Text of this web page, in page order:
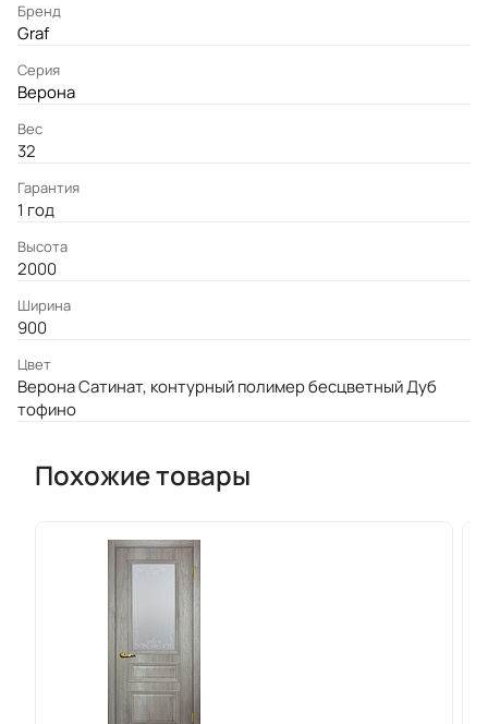
Бренд
Graf
Серия
Верона
Вес
32
Гарантия
1 год
Высота
2000
Ширина
900
Цвет
Верона Сатинат, контурный полимер бесцветный Дуб
тофино
Похожие товары